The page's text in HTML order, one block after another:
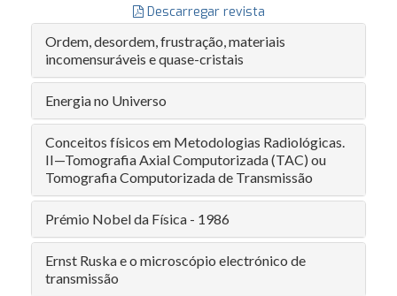
Descarregar revista
Ordem, desordem, frustração, materiais
incomensuráveis e quase-cristais
Energia no Universo
Conceitos físicos em Metodologias Radiológicas.
II—Tomografia Axial Computorizada (TAC) ou
Tomografia Computorizada de Transmissão
Prémio Nobel da Física - 1986
Ernst Ruska e o microscópio electrónico de
transmissão